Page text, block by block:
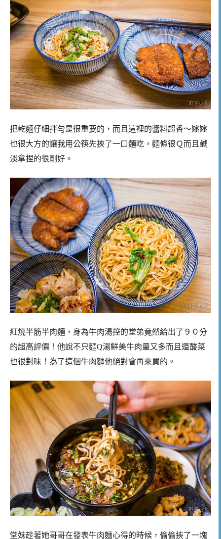
把乾麵仔細拌勻是很重要的，而且這裡的醬料超香～嬸嬸
也很大方的讓我用公筷先挾了一口麵吃，麵條很Ｑ而且鹹
淡拿捏的很剛好。
紅燒半筋半肉麵，身為牛肉湯控的堂弟竟然給出了９０分
的超高評價！他說不只麵Q湯鮮美牛肉量又多而且還酸菜
也很對味！為了這個牛肉麵他絕對會再來買的。
堂妹趁著她哥哥在發表牛肉麵心得的時候，偷偷挾了一塊